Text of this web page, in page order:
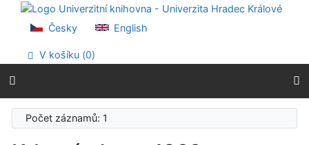
Přejít na obsah
Přejít na menu
Prohlášení o webové přístupnosti
Česky English
V košíku (0)
Počet záznamů: 1